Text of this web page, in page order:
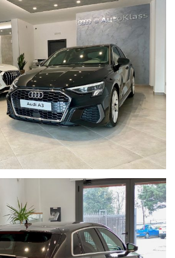
con inserto in alluminio
e assistenza con Audi connect
in grigio acciaio
lato passeggero
elettromeccanico
pneumatici
con triangolo di emergenza
acustico
posizionate dietro al bracciolo
Index
posteriore ribaltabile
manualmente
est., regolabili, ripiegabili, riscaldabili
cordolo
interno schermabile